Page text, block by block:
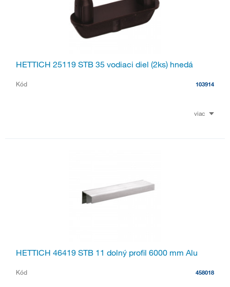
HETTICH 25119 STB 35 vodiaci diel (2ks) hnedá
Kód 103914
viac
HETTICH 46419 STB 11 dolný profil 6000 mm Alu
Kód 458018